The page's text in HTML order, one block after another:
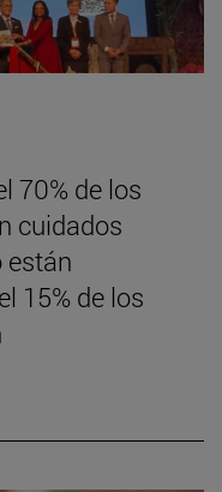
70% de los
cuidados
están
15% de los